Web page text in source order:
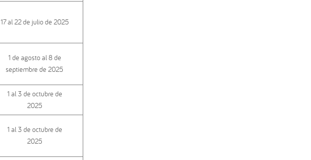
17 al 22 de julio de 2025
1 de agosto al 8 de
septiembre de 2025
1 al 3 de octubre de
2025
1 al 3 de octubre de
2025